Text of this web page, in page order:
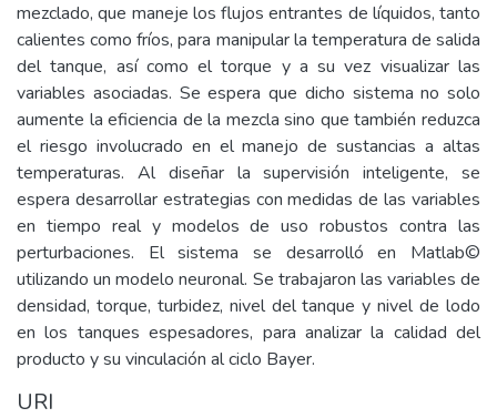
mezclado, que maneje los flujos entrantes de líquidos, tanto
calientes como fríos, para manipular la temperatura de salida
del tanque, así como el torque y a su vez visualizar las
variables asociadas. Se espera que dicho sistema no solo
aumente la eficiencia de la mezcla sino que también reduzca
el riesgo involucrado en el manejo de sustancias a altas
temperaturas. Al diseñar la supervisión inteligente, se
espera desarrollar estrategias con medidas de las variables
en tiempo real y modelos de uso robustos contra las
perturbaciones. El sistema se desarrolló en Matlab©
utilizando un modelo neuronal. Se trabajaron las variables de
densidad, torque, turbidez, nivel del tanque y nivel de lodo
en los tanques espesadores, para analizar la calidad del
producto y su vinculación al ciclo Bayer.
URI